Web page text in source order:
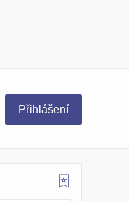
Přihlášení